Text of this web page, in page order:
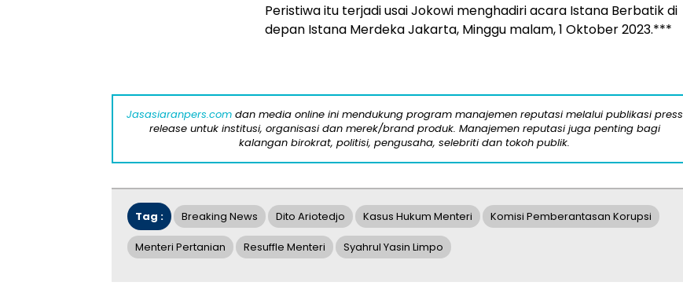
Peristiwa itu terjadi usai Jokowi menghadiri acara Istana Berbatik di
depan Istana Merdeka Jakarta, Minggu malam, 1 Oktober 2023.***
Jasasiaranpers.comdan media online ini mendukung program manajemen reputasi melalui publikasi press
release untuk institusi, organisasi dan merek/brand produk. Manajemen reputasi juga penting bagi
kalangan birokrat, politisi, pengusaha, selebriti dan tokoh publik.
Tag : Breaking News Dito Ariotedjo Kasus Hukum Menteri Komisi Pemberantasan Korupsi
Menteri Pertanian Resuffle Menteri Syahrul Yasin Limpo